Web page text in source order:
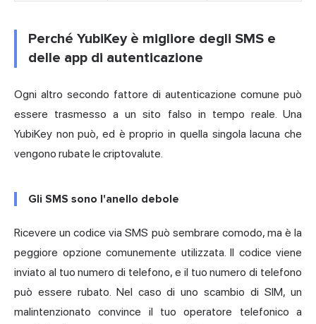
Perché YubiKey è migliore degli SMS e
delle app di autenticazione
Ogni altro secondo fattore di autenticazione comune può
essere trasmesso a un sito falso in tempo reale. Una
YubiKey non può, ed è proprio in quella singola lacuna che
vengono rubate le criptovalute.
Gli SMS sono l'anello debole
Ricevere un codice via SMS può sembrare comodo, ma è la
peggiore opzione comunemente utilizzata. Il codice viene
inviato al tuo numero di telefono, e il tuo numero di telefono
può essere rubato. Nel caso di uno scambio di SIM, un
malintenzionato convince il tuo operatore telefonico a